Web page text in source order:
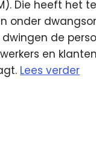
Die heeft het
onder
dwingen de
en
Lees verder